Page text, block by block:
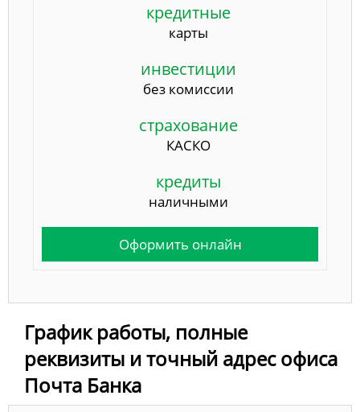
кредитные
карты
инвестиции
без комиссии
страхование
КАСКО
кредиты
наличными
Оформить онлайн
График работы, полные
реквизиты и точный адрес офиса
Почта Банка